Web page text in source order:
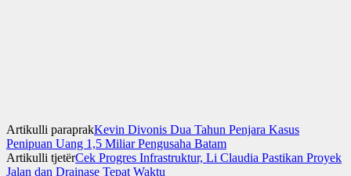
Artikulli paraprakKevin Divonis Dua Tahun Penjara Kasus
Penipuan Uang 1,5 Miliar Pengusaha Batam
Artikulli tjetërCek Progres Infrastruktur, Li Claudia Pastikan Proyek
Jalan dan Drainase Tepat Waktu